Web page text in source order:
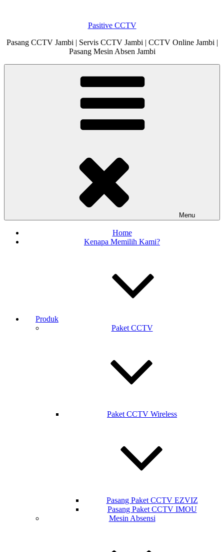
Pasitive CCTV
Pasang CCTV Jambi | Servis CCTV Jambi | CCTV Online Jambi |
Pasang Mesin Absen Jambi
Menu
Home
Kenapa Memilih Kami?
Produk
Paket CCTV
Paket CCTV Wireless
Pasang Paket CCTV EZVIZ
Pasang Paket CCTV IMOU
Mesin Absensi